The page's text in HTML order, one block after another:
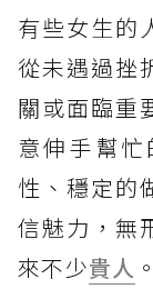
有些女生的
從未遇過挫
關或面臨重
意伸手幫
性、穩定的
信魅力，無
來不少貴人